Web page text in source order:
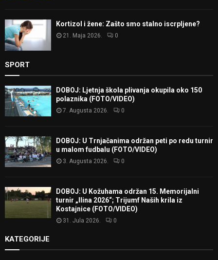
Kortizol i žene: Zašto smo stalno iscrpljene?
21. Maja 2026. 0
SPORT
DOBOJ: Ljetnja škola plivanja okupila oko 150
polaznika (FOTO/VIDEO)
7. Augusta 2026. 0
DOBOJ: U Trnjačanima održan peti po redu turnir
u malom fudbalu (FOTO/VIDEO)
3. Augusta 2026. 0
DOBOJ: U Kožuhama održan 15. Memorijalni
turnir „Ilina 2026“; Trijumf Naših krila iz
Kostajnice (FOTO/VIDEO)
31. Jula 2026. 0
KATEGORIJE